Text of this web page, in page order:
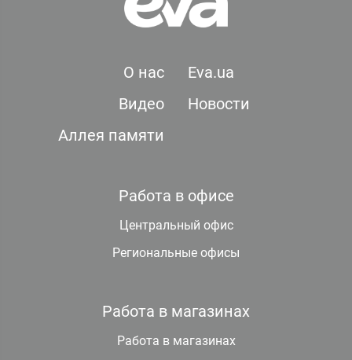
О нас
Eva.ua
Видео
Новости
Аллея памяти
Работа в офисе
Центральный офис
Региональные офисы
Работа в магазинах
Работа в магазинах